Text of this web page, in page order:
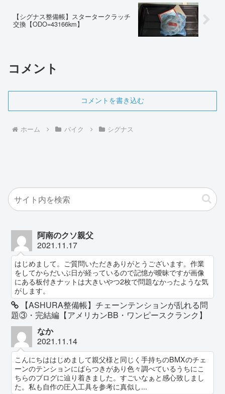
【シグナス整備帳】スタータークラッチ
交換【ODO=43166km】
コメント
コメントを書き込む
ホーム バイク シグナス
阿南のクソ親父
2021.11.17
はじめまして。ご質問いただきありがとうございます。作業
をしてからだいぶ日が経っているので記憶が曖昧ですが画像
にある板付きナットは大きいやつ2枚で問題なかったような気
がします。
【ASHURA整備帳】チェーンテンションが乱れる問
題③・完結編【アメリカンBB・ワンピースクランク】
なか
2021.11.14
こんにちははじめまして親父様と同じく手持ちのBMXのチェ
ーンのテンションにばらつきがあり色々調べているうちにこ
ちらのブログに辿り着きました。すごいなぁと感心致しまし
た。私も自作の圧入工具を参考に真似し...